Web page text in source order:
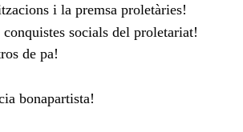
i la premsa proletàries!
socials del proletariat!
de pa!
bonapartista!